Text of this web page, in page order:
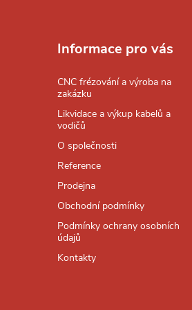
Informace pro vás
CNC frézování a výroba na
zakázku
Likvidace a výkup kabelů a
vodičů
O společnosti
Reference
Prodejna
Obchodní podmínky
Podmínky ochrany osobních
údajů
Kontakty